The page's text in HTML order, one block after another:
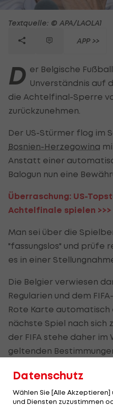
Textquelle: © APA/LAOLA1
APP >>
D er Belgische
Unverständnis auf
die Achtelfinal-Sperre
zurückzunehmen.
Der US-Stürmer flog im
Bosnien-Herzegowina
Anstatt einer
Balogun nun eine
Überraschung: US-
Achtelfinale spielen >>>
Man sei über die
"fassungslos" und prüfe
es in einer
Die Belgier verwiesen
Regularien und dem
Rote Karte automatisch
nächste Spiel nach sich
der FIFA stehe daher im
geltenden
Teamchef: "Wusste
ist"
Datenschutz
Wählen Sie [Alle
und Diensten zuzustimmen